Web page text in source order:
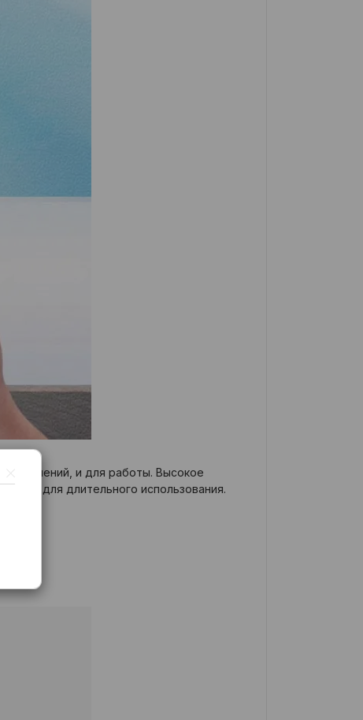
и для работы. Высокое
для длительного использования.